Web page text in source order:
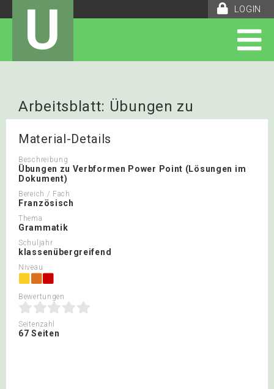
LOGIN
U
Arbeitsblatt: Übungen zu
Verbformen
Material-Details
Beschreibung
Übungen zu Verbformen Power Point (Lösungen im
Dokument)
Bereich / Fach
Französisch
Thema
Grammatik
Schuljahr
klassenübergreifend
Niveau
Bewertungen
Seitenzahl
67 Seiten